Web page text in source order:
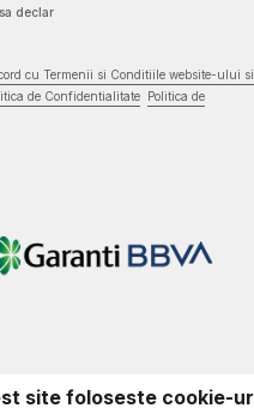
declar
cu Termenii si Conditiile website-ului
de Confidentialitate
Politica de
drepturile rezervate.
site foloseste cookie-